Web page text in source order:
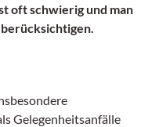
oft schwierig und man
Gelegenheitsanfälle